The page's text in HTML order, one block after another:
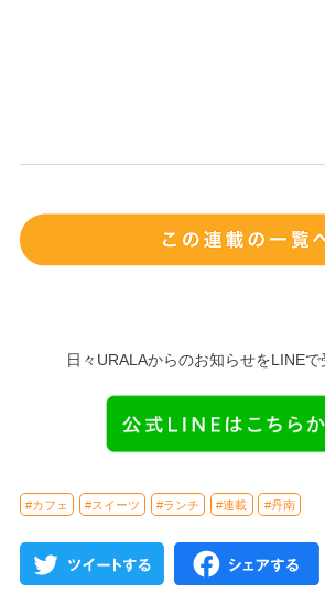
日々URALAからのお知らせをLINEで
#カフェ #スイーツ #ランチ #連載 #丹南